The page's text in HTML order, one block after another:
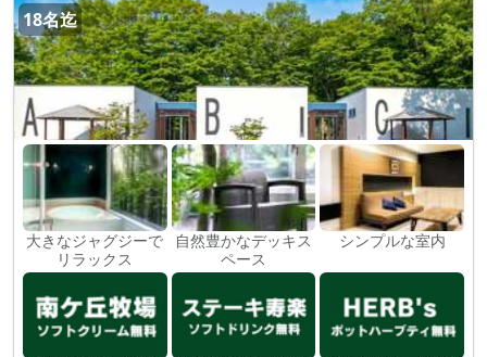
18名迄
大きなジャグジーで
リラックス
自然豊かなデッキス
ペース
シンプルな室内